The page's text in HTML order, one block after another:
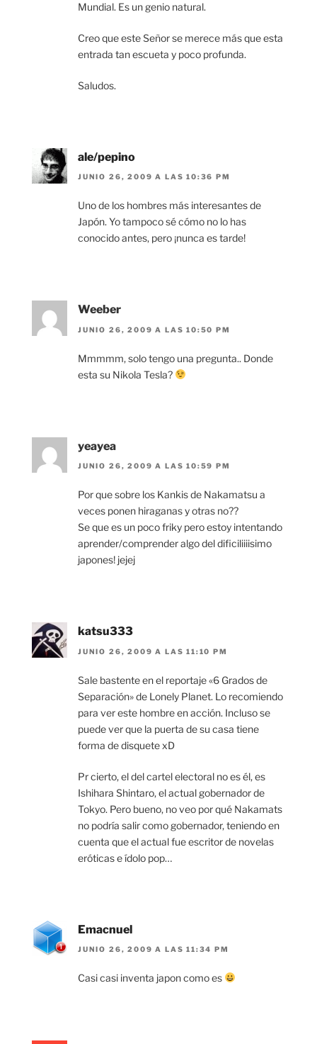
Mundial. Es un genio natural.
Creo que este Señor se merece más que esta
entrada tan escueta y poco profunda.
Saludos.
ale/pepino
JUNIO 26, 2009 A LAS 10:36 PM
Uno de los hombres más interesantes de
Japón. Yo tampoco sé cómo no lo has
conocido antes, pero ¡nunca es tarde!
Weeber
JUNIO 26, 2009 A LAS 10:50 PM
Mmmmm, solo tengo una pregunta.. Donde
esta su Nikola Tesla?
yeayea
JUNIO 26, 2009 A LAS 10:59 PM
Por que sobre los Kankis de Nakamatsu a
veces ponen hiraganas y otras no??
Se que es un poco friky pero estoy intentando
aprender/comprender algo del dificiliiiisimo
japones! jejej
katsu333
JUNIO 26, 2009 A LAS 11:10 PM
Sale bastente en el reportaje «6 Grados de
Separación» de Lonely Planet. Lo recomiendo
para ver este hombre en acción. Incluso se
puede ver que la puerta de su casa tiene
forma de disquete xD
Pr cierto, el del cartel electoral no es él, es
Ishihara Shintaro, el actual gobernador de
Tokyo. Pero bueno, no veo por qué Nakamats
no podría salir como gobernador, teniendo en
cuenta que el actual fue escritor de novelas
eróticas e ídolo pop…
Emacnuel
JUNIO 26, 2009 A LAS 11:34 PM
Casi casi inventa japon como es